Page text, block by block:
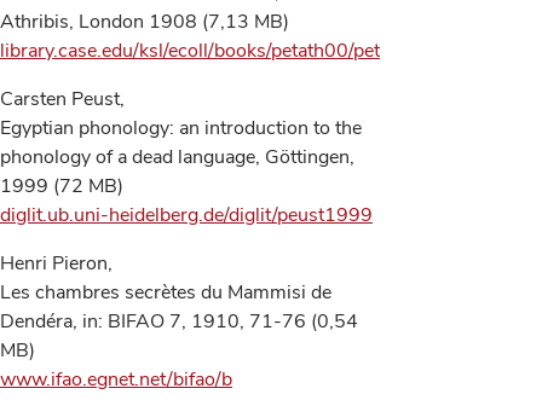
Athribis, London 1908 (7,13 MB)
library.case.edu/ksl/ecoll/books/petath00/petath00.pdf
Carsten Peust,
Egyptian phonology: an introduction to the
phonology of a dead language, Göttingen,
1999 (72 MB)
diglit.ub.uni-heidelberg.de/diglit/peust1999
Henri Pieron,
Les chambres secrètes du Mammisi de
Dendéra, in: BIFAO 7, 1910, 71-76 (0,54
MB)
www.ifao.egnet.net/bifao/b